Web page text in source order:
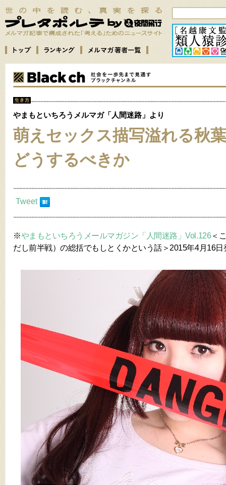
やまもといちろうメルマガ「人間迷路」より
萌えセックス描写溢れる秋
どうするべきか
Tweet
※やまもといちろうメールマガジン「人間迷路」Vol.126＜
だし前半戦）の総括でもしとくかという話＞2015年4月16日